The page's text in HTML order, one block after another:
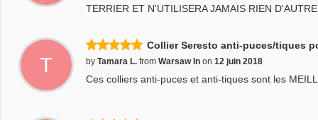
TERRIER ET N'UTILISERA JAMAIS RIEN
T
Collier Seresto anti-puces/tiques
by Tamara L. from Warsaw In on 12 juin 2018
Ces colliers anti-puces et anti-tiques sont les